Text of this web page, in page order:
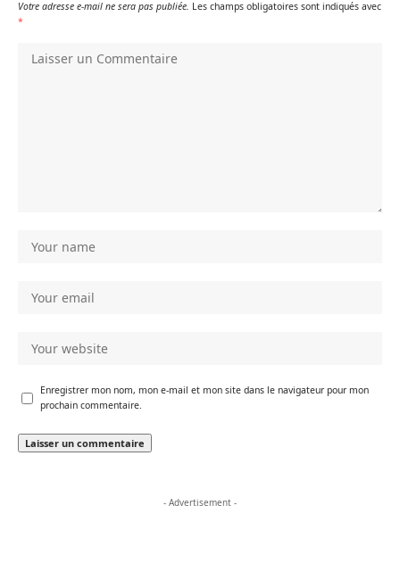
Votre adresse e-mail ne sera pas publiée. Les champs obligatoires sont indiqués avec
*
Enregistrer mon nom, mon e-mail et mon site dans le navigateur pour mon
prochain commentaire.
- Advertisement -